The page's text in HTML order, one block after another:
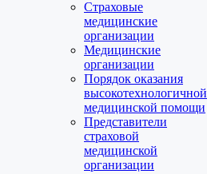
Страховые
медицинские
организации
Медицинские
организации
Порядок оказания
высокотехнологичной
медицинской помощи
Представители
страховой
медицинской
организации